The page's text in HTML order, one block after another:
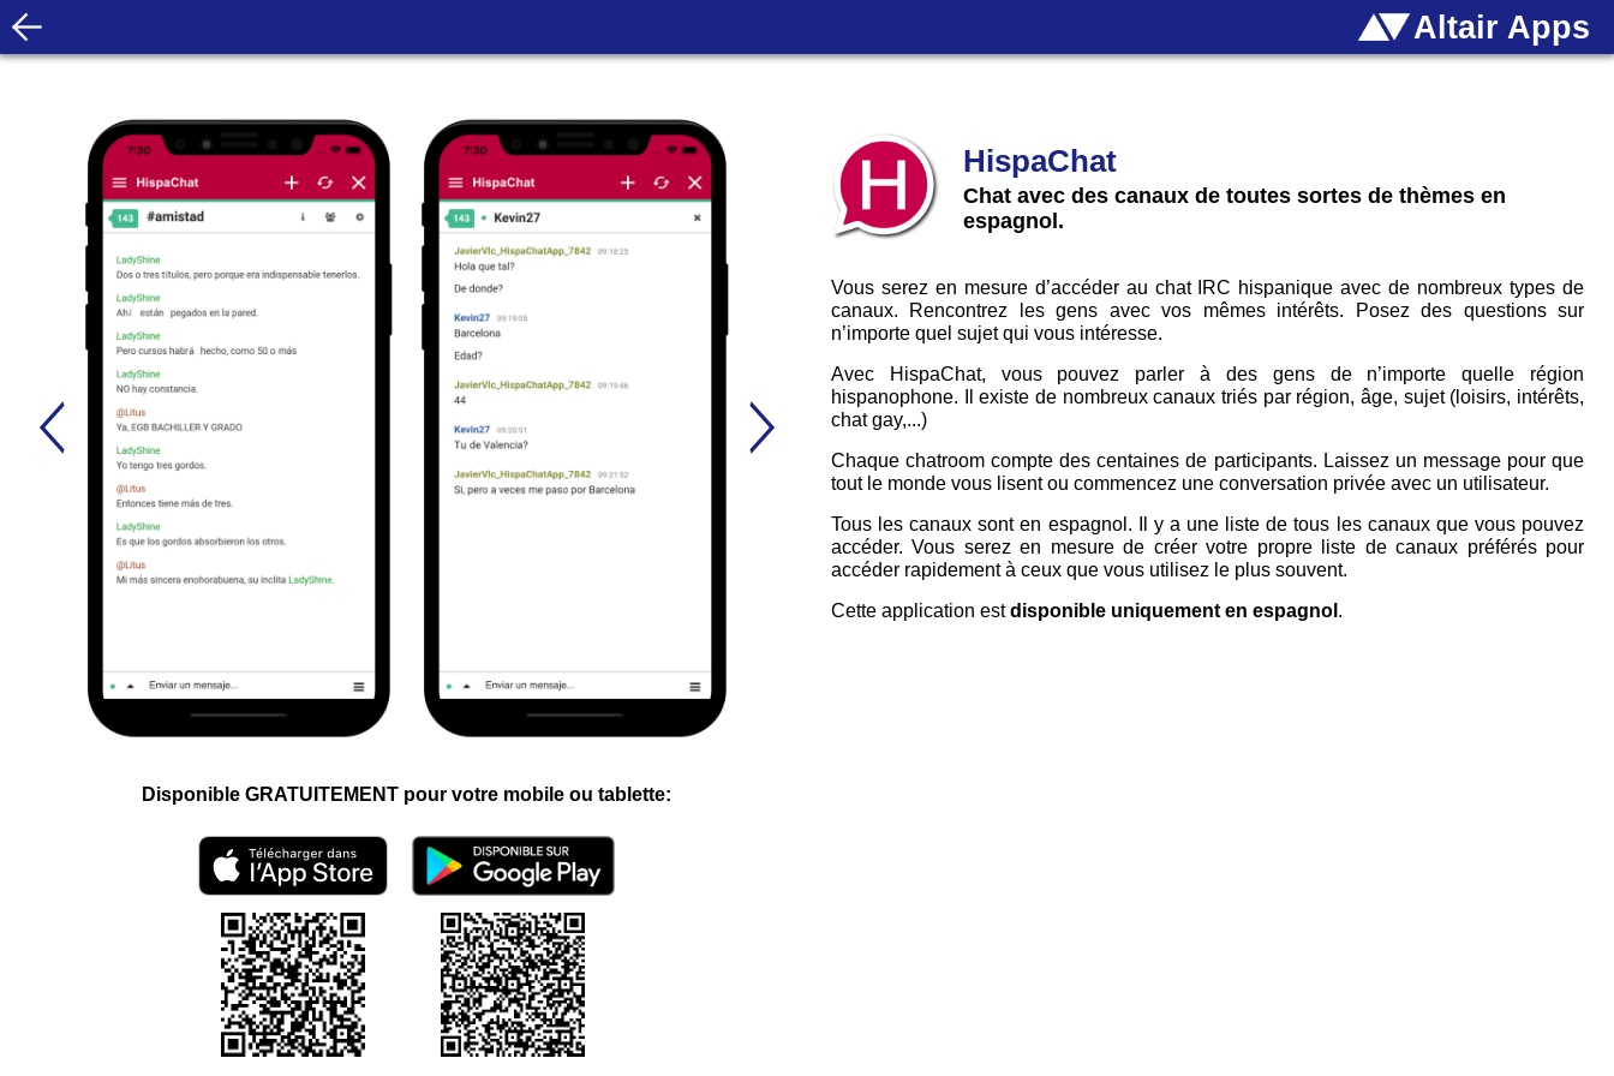
Altair Apps
Disponible GRATUITEMENT pour votre mobile ou tablette:
HispaChat
Chat avec des canaux de toutes sortes de thèmes en
espagnol.
Vous serez en mesure d’accéder au chat IRC hispanique avec de nombreux types de
canaux. Rencontrez les gens avec vos mêmes intérêts. Posez des questions sur
n’importe quel sujet qui vous intéresse.
Avec HispaChat, vous pouvez parler à des gens de n’importe quelle région
hispanophone. Il existe de nombreux canaux triés par région, âge, sujet (loisirs, intérêts,
chat gay,...)
Chaque chatroom compte des centaines de participants. Laissez un message pour que
tout le monde vous lisent ou commencez une conversation privée avec un utilisateur.
Tous les canaux sont en espagnol. Il y a une liste de tous les canaux que vous pouvez
accéder. Vous serez en mesure de créer votre propre liste de canaux préférés pour
accéder rapidement à ceux que vous utilisez le plus souvent.
Cette application estdisponible uniquement en espagnol .